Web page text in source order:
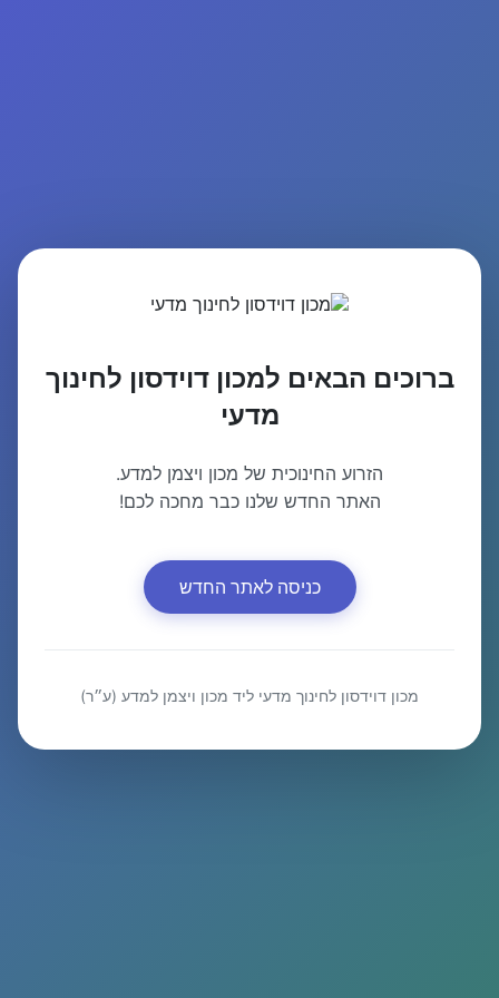
ברוכים הבאים למכון דוידסון לחינוך
מדעי
הזרוע החינוכית של מכון ויצמן למדע.
האתר החדש שלנו כבר מחכה לכם!
כניסה לאתר החדש
מכון דוידסון לחינוך מדעי ליד מכון ויצמן למדע (ע״ר)